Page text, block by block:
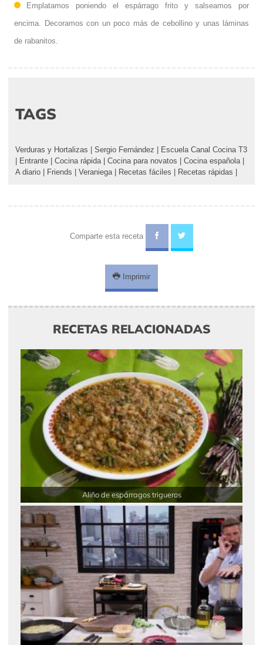
Emplatamos poniendo el espárrago frito y salseamos por
encima. Decoramos con un poco más de cebollino y unas láminas
de rabanitos.
TAGS
Verduras y Hortalizas Sergio Fernández
Escuela Canal Cocina T3
Entrante Cocina rápida| Cocina para novatos Cocina española|
A diario
Friends Veraniega| Recetas fáciles Recetas rápidas
Comparte esta receta
Imprimir
RECETAS RELACIONADAS
Aliño de espárragos trigueros